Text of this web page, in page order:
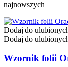
najnowszych
Dodaj do
Dodaj do
Wzornik folii